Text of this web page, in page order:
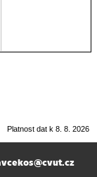
Platnost dat k 8. 8. 2026